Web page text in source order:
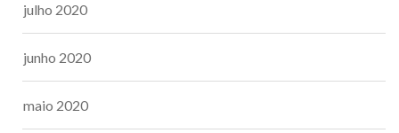
julho 2020
junho 2020
maio 2020